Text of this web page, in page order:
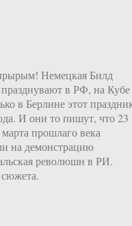
Немецкая Билд
в РФ, на Кубе
в Берлине этот
И они то пишут, что 23
прошлаго века
на демонстрацию
революшн в РИ.